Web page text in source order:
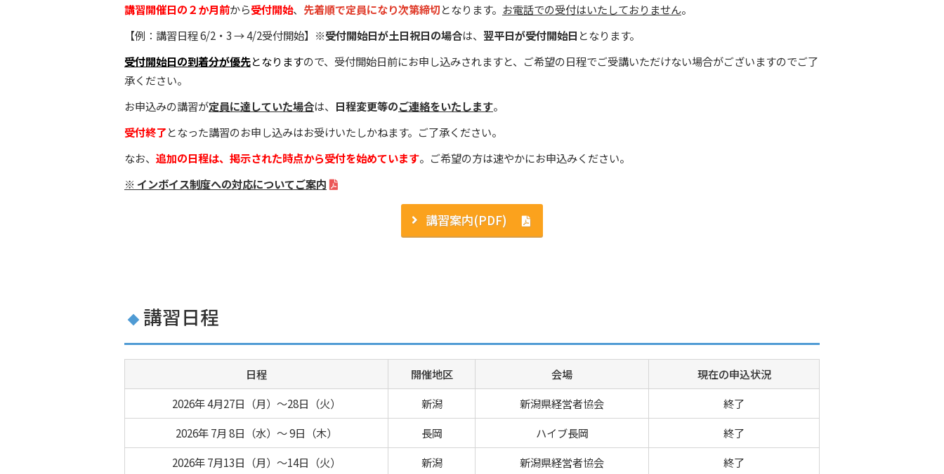
講習開催日の２か月前から受付開始、 先着順で定員になり次第締切となります。 お電話での受付はいたしておりません。
【例：講習日程 6/2・3 → 4/2受付開始】※受付開始日が土日祝日の場合は、 翌平日が受付開始日 となります。
受付開始日の到着分が優先となりますので、受付開始日前にお申し込みされますと、ご希望の日程でご受講いただけない場合がございますのでご了
承ください。
お申込みの講習が定員に達していた場合は、 日程変更等のご連絡をいたします。
受付終了となった講習のお申し込みはお受けいたしかねます。ご了承ください。
なお、 追加の日程は、掲示された時点から受付を始めています。ご希望の方は速やかにお申込みください。
※ インボイス制度への対応についてご案内
講習案内(PDF)
講習日程
日程 開催地区 会場
現在の申込状況
2026年 4月27日（月）～28日（火）
新潟 新潟県経営者協会
終了
2026年 7月 8日（水）～ 9日（木）
長岡 ハイブ長岡
終了
2026年 7月13日（月）～14日（火）
新潟 新潟県経営者協会
終了